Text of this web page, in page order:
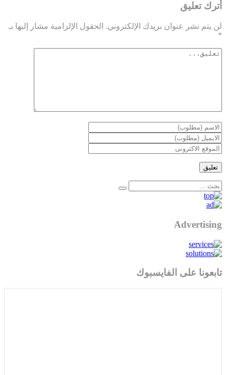
أترك تعليق
لن يتم نشر عنوان بريدك الإلكتروني. الحقول الإلزامية مشار إليها بـ
*
Advertising
تابعونا على الفايسبوك